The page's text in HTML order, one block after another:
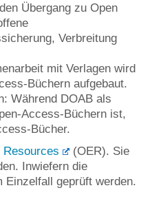
Übergang zu Open
Verbreitung
mit Verlagen wird
Büchern aufgebaut.
Während DOAB als
Access-Büchern ist,
Bücher.
Resources
(OER). Sie
Inwiefern die
Einzelfall geprüft werden.